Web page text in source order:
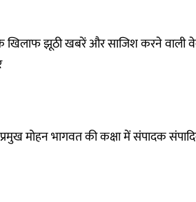
झूठी खबरें और साजिश करने वाली
मोहन भागवत की कक्षा में संपादक